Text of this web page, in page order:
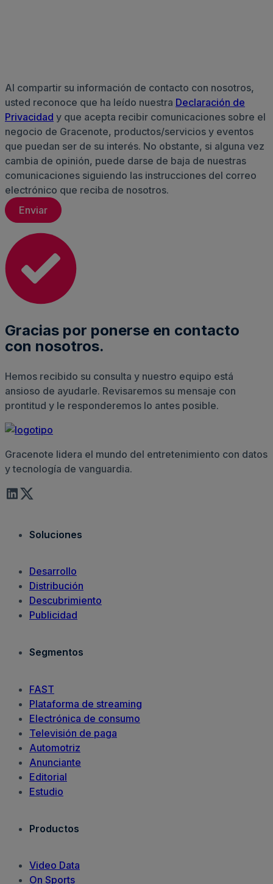
Al compartir su información de contacto con nosotros,
usted reconoce que ha leído nuestra Declaración de
Privacidad y que acepta recibir comunicaciones sobre el
negocio de Gracenote, productos/servicios y eventos
que puedan ser de su interés. No obstante, si alguna vez
cambia de opinión, puede darse de baja de nuestras
comunicaciones siguiendo las instrucciones del correo
electrónico que reciba de nosotros.
Gracias por ponerse en contacto
con nosotros.
Hemos recibido su consulta y nuestro equipo está
ansioso de ayudarle. Revisaremos su mensaje con
prontitud y le responderemos lo antes posible.
Gracenote lidera el mundo del entretenimiento con datos
y tecnología de vanguardia.
Soluciones
Desarrollo
Distribución
Descubrimiento
Publicidad
Segmentos
FAST
Plataforma de streaming
Electrónica de consumo
Televisión de paga
Automotriz
Anunciante
Editorial
Estudio
Productos
Video Data
On Sports